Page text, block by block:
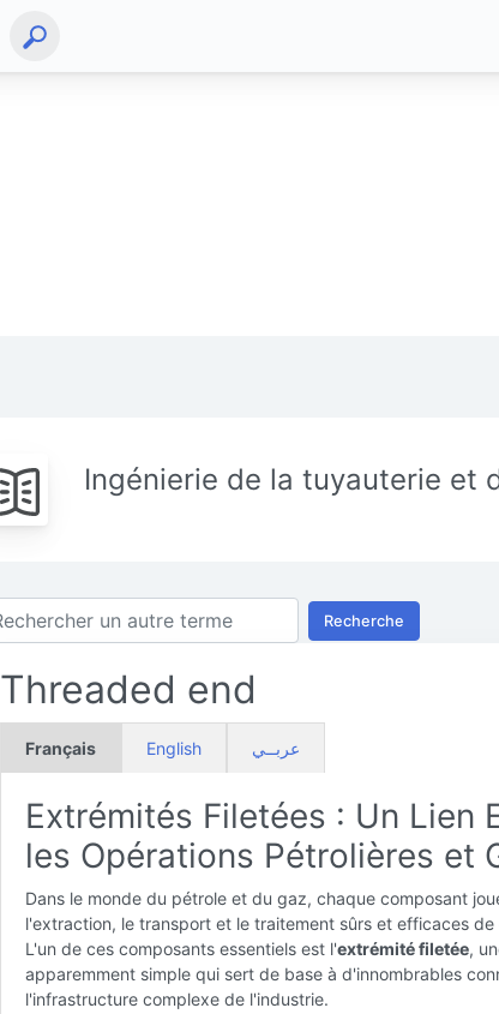
Ingénierie de la tuyauterie et
Recherche
Threaded end
Français English عربــي
Extrémités Filetées : Un Lien
les Opérations Pétrolières et
Dans le monde du pétrole et du gaz, chaque composant
l'extraction, le transport et le traitement sûrs et efficaces de
L'un de ces composants essentiels est l'extrémité filetée,
apparemment simple qui sert de base à d'innombrables
l'infrastructure complexe de l'industrie.